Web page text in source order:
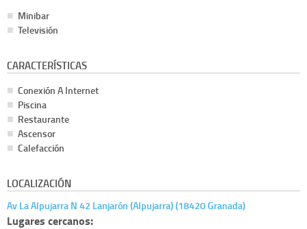
Minibar
Televisión
CARACTERÍSTICAS
Conexión A Internet
Piscina
Restaurante
Ascensor
Calefacción
LOCALIZACIÓN
Av La Alpujarra N 42 Lanjarón (Alpujarra) (18420 Granada)
Lugares cercanos: